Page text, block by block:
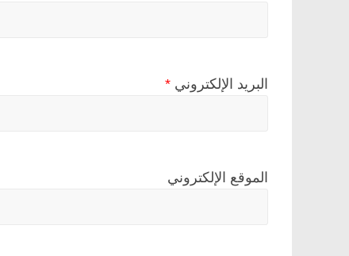
البريد الإلكتروني *
الموقع الإلكتروني